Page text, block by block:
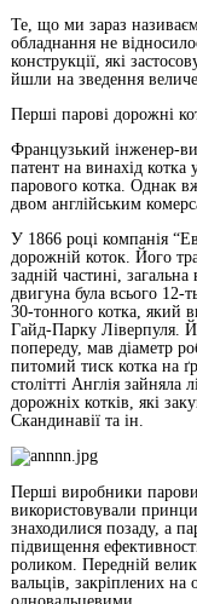
Те, що ми зараз
обладнання не
конструкції, які
йшли на зведення
Перші парові дорожні
Французький інженер-
патент на винахід котка
парового котка. Однак
двом англійським
У 1866 році компанія
дорожній коток. Його
задній частині,
двигуна була всього 12-
30-тонного котка, який
Гайд-Парку Ліверпуля.
попереду, мав діаметр
питомий тиск котка на
столітті Англія
дорожніх котків, які
Скандинавії та ін.
Перші виробники
використовували
знаходилися позаду, а
підвищення
роликом. Передній
вальців, закріплених на